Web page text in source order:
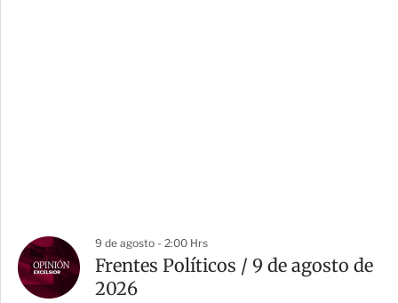
9 de agosto - 2:00 Hrs
Frentes Políticos / 9 de agosto de
2026